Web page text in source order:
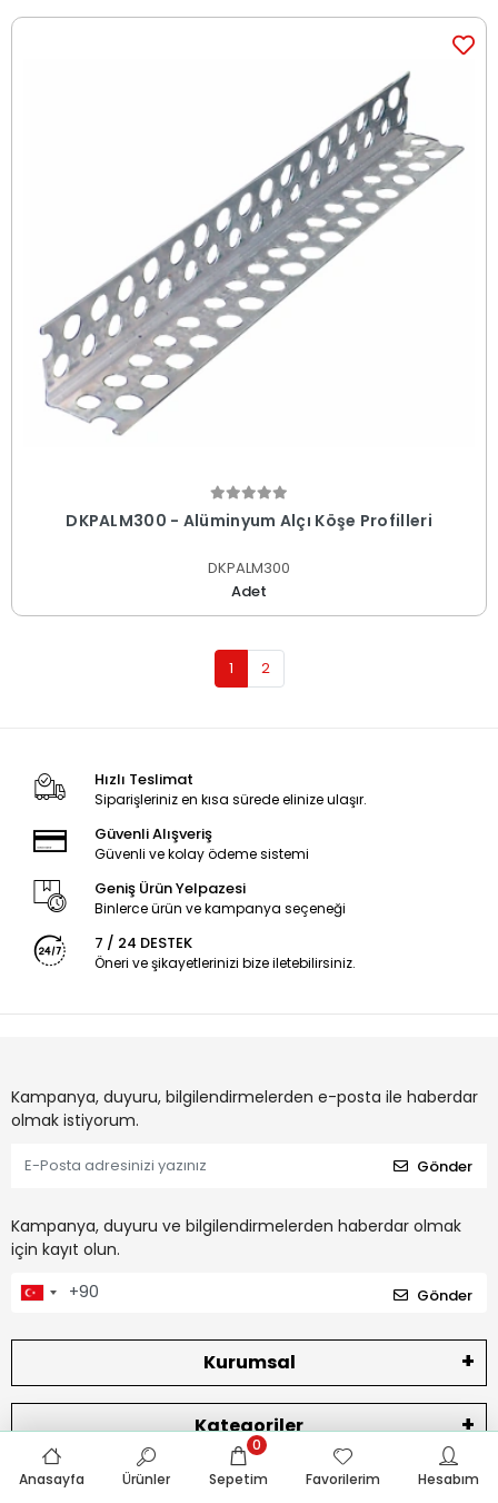
DKPALM300 - Alüminyum Alçı Köşe Profilleri
DKPALM300
Adet
1 2
Hızlı Teslimat
Siparişleriniz en kısa sürede elinize ulaşır.
Güvenli Alışveriş
Güvenli ve kolay ödeme sistemi
Geniş Ürün Yelpazesi
Binlerce ürün ve kampanya seçeneği
7 / 24 DESTEK
Öneri ve şikayetlerinizi bize iletebilirsiniz.
Kampanya, duyuru, bilgilendirmelerden e-posta ile haberdar
olmak istiyorum.
Gönder
Kampanya, duyuru ve bilgilendirmelerden haberdar olmak
için kayıt olun.
Gönder
Kurumsal
Kategoriler
Bize Ulaşın
Anasayfa Ürünler Sepetim
0
Favorilerim
Hesabım